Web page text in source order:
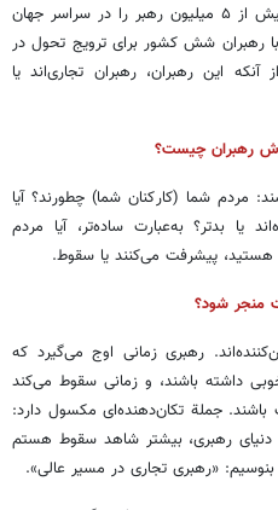
است. قبلاً سازمان‌های غیرانتفاعی او، بیش از ۵ میلیون رهبر را در سراسر جهان
رهبران شش کشور برای ترویج تحول در
این رهبران، رهبران تجاری‌اند یا
رهبران چیست؟
مردم شما (کارکنان شما) چطورند؟ آیا
یا بدتر؟ به‌عبارت ساده‌تر، آیا مردم
هستید، پیشرفت می‌کنند یا سقوط.
منجر شود؟
رهبری زمانی اوج می‌گیرد که
داشته باشند، و زمانی سقوط می‌کند
جملة تکان‌دهنده‌ای مکسول دارد:
دنیای رهبری، بیشتر شاهد سقوط هستم
«رهبری تجاری در مسیر عالی».